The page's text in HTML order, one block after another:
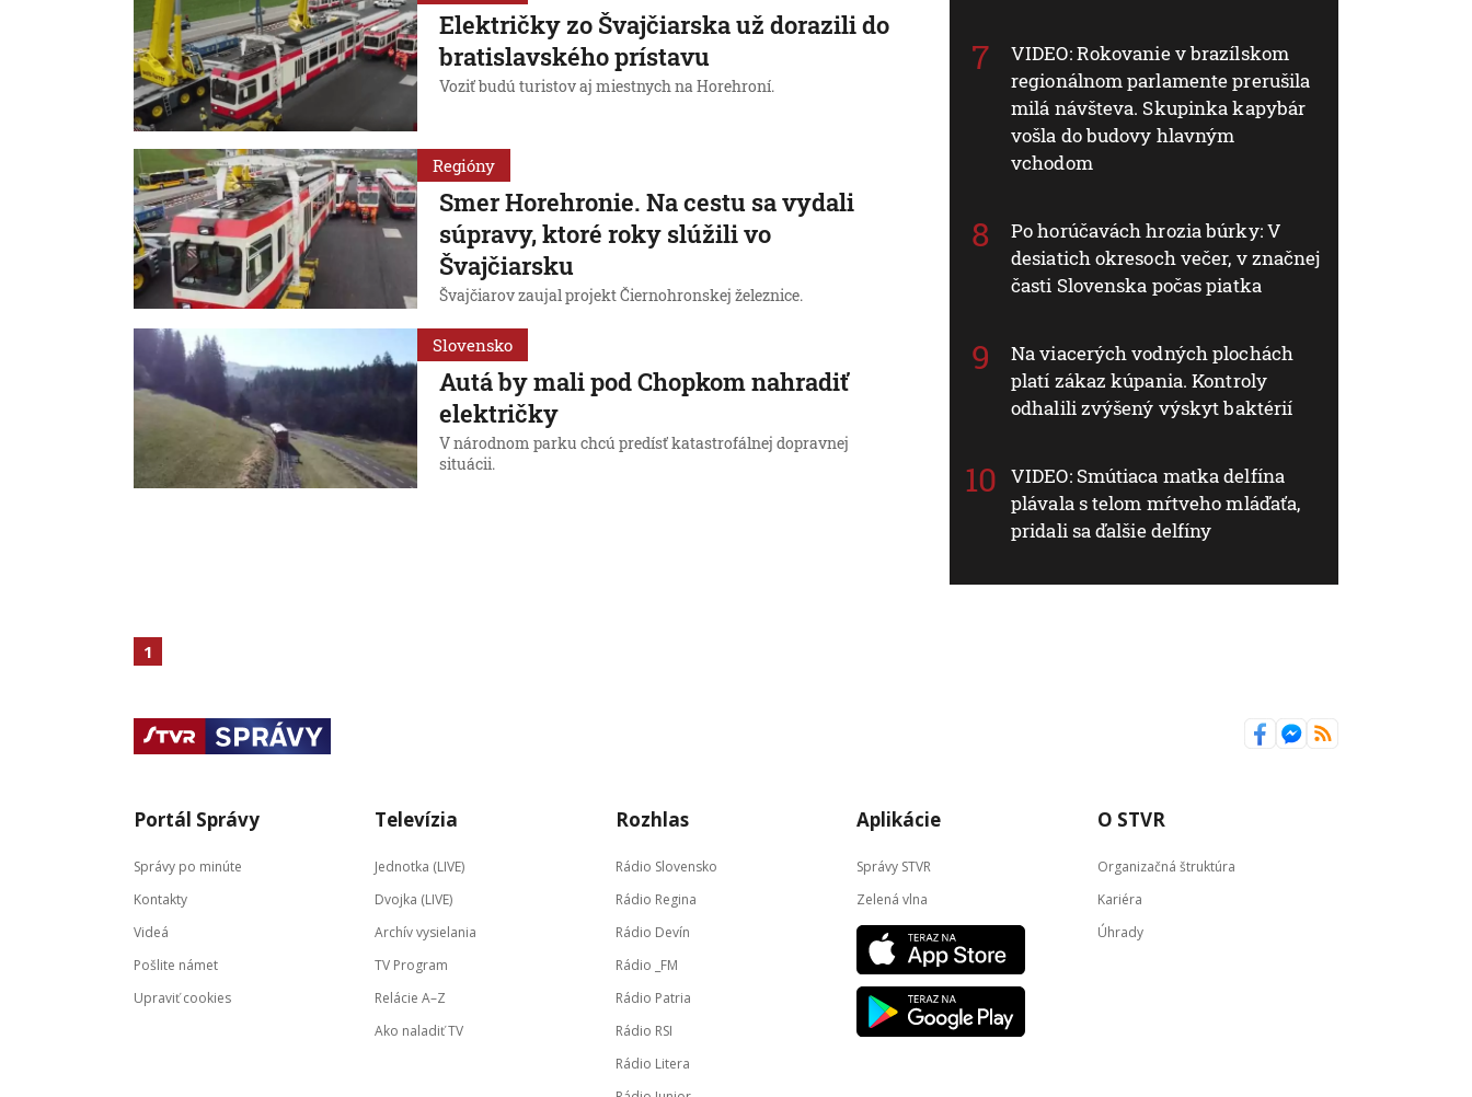
Električky zo Švajčiarska už dorazili do
bratislavského prístavu
Voziť budú turistov aj miestnych na Horehroní.
Regióny
Smer Horehronie. Na cestu sa vydali
súpravy, ktoré roky slúžili vo
Švajčiarsku
Švajčiarov zaujal projekt Čiernohronskej železnice.
Slovensko
Autá by mali pod Chopkom nahradiť
električky
V národnom parku chcú predísť katastrofálnej dopravnej
situácii.
VIDEO: Rokovanie v brazílskom
regionálnom parlamente prerušila
milá návšteva. Skupinka kapybár
vošla do budovy hlavným
vchodom
Po horúčavách hrozia búrky: V
desiatich okresoch večer, v značnej
časti Slovenska počas piatka
Na viacerých vodných plochách
platí zákaz kúpania. Kontroly
odhalili zvýšený výskyt baktérií
VIDEO: Smútiaca matka delfína
plávala s telom mŕtveho mláďaťa,
pridali sa ďalšie delfíny
1
Portál Správy
Správy po minúte
Kontakty
Videá
Pošlite námet
Upraviť cookies
Televízia
Jednotka (LIVE)
Dvojka (LIVE)
Archív vysielania
TV Program
Relácie A–Z
Ako naladiť TV
Rozhlas
Rádio Slovensko
Rádio Regina
Rádio Devín
Rádio _FM
Rádio Patria
Rádio RSI
Rádio Litera
Aplikácie
Správy STVR
Zelená vlna
O STVR
Organizačná štruktúra
Kariéra
Úhrady